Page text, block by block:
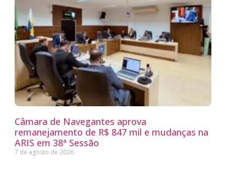
Câmara de Navegantes aprova
remanejamento de R$ 847 mil e mudanças na
ARIS em 38ª Sessão
7 de agosto de 2026